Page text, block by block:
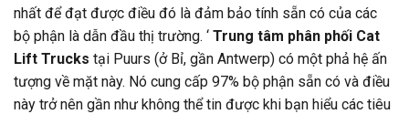
nhất để đạt được điều đó là đảm bảo tính sẵn có của các
bộ phận là dẫn đầu thị trường. ‘ Trung tâm phân phối Cat
Lift Trucks tại Puurs (ở Bỉ, gần Antwerp) có một phả hệ ấn
tượng về mặt này. Nó cung cấp 97% bộ phận sẵn có và điều
này trở nên gần như không thể tin được khi bạn hiểu các tiêu